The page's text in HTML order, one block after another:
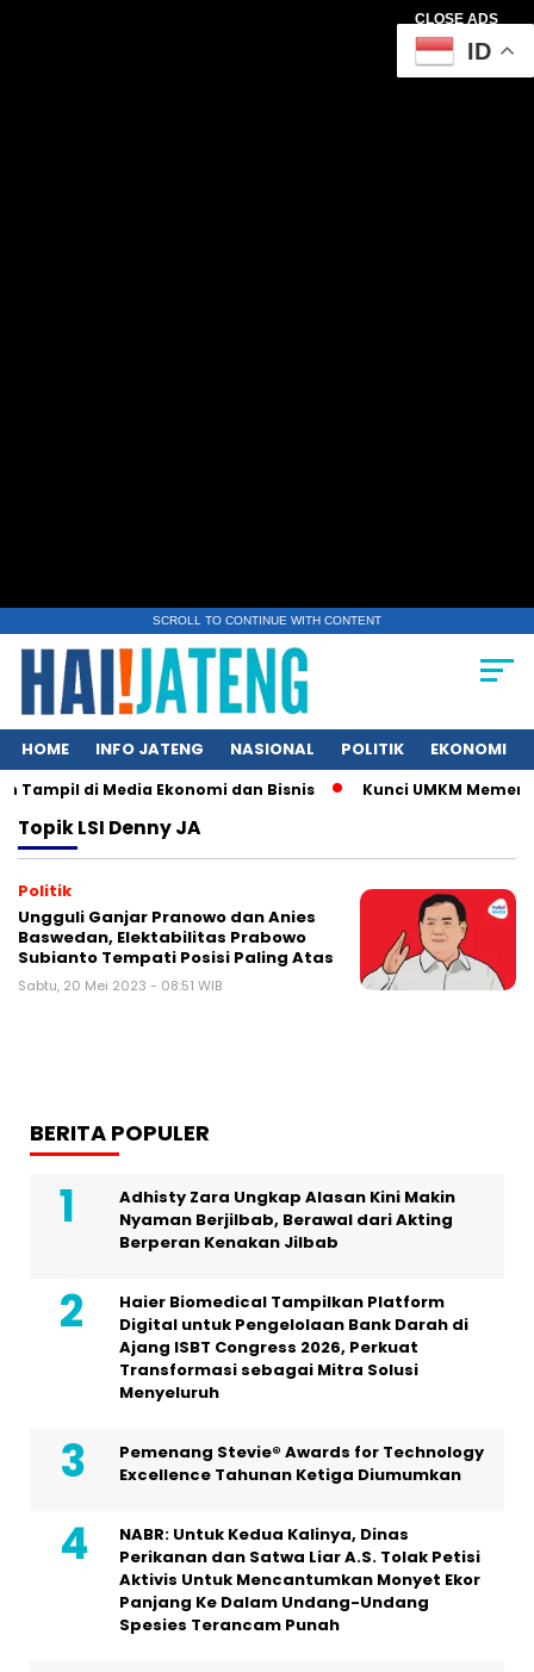
CLOSE ADS
SCROLL TO CONTINUE WITH CONTENT
HOME INFO JATENG NASIONAL POLITIK EKONOMI
di Media Ekonomi dan Bisnis Kunci UMKM
TopikLSI Denny JA
Politik
Ungguli Ganjar Pranowo dan Anies
Baswedan, Elektabilitas Prabowo
Subianto Tempati Posisi Paling Atas
Sabtu, 20 Mei 2023 - 08:51 WIB
BERITA POPULER
Adhisty Zara Ungkap Alasan Kini Makin
Nyaman Berjilbab, Berawal dari Akting
Berperan Kenakan Jilbab
Haier Biomedical Tampilkan Platform
Digital untuk Pengelolaan Bank Darah di
Ajang ISBT Congress 2026, Perkuat
Transformasi sebagai Mitra Solusi
Menyeluruh
Pemenang Stevie® Awards for Technology
Excellence Tahunan Ketiga Diumumkan
NABR: Untuk Kedua Kalinya, Dinas
Perikanan dan Satwa Liar A.S. Tolak Petisi
Aktivis Untuk Mencantumkan Monyet Ekor
Panjang Ke Dalam Undang-Undang
Spesies Terancam Punah
ID